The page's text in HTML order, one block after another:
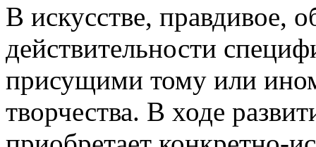
В искусстве, правдивое,
действительности
присущими тому или
творчества. В ходе